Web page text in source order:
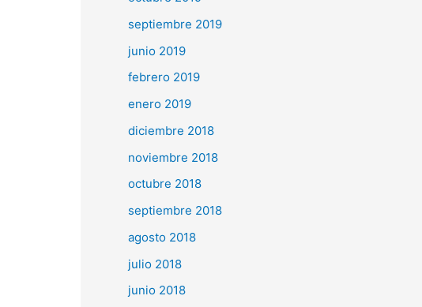
septiembre 2019
junio 2019
febrero 2019
enero 2019
diciembre 2018
noviembre 2018
octubre 2018
septiembre 2018
agosto 2018
julio 2018
junio 2018